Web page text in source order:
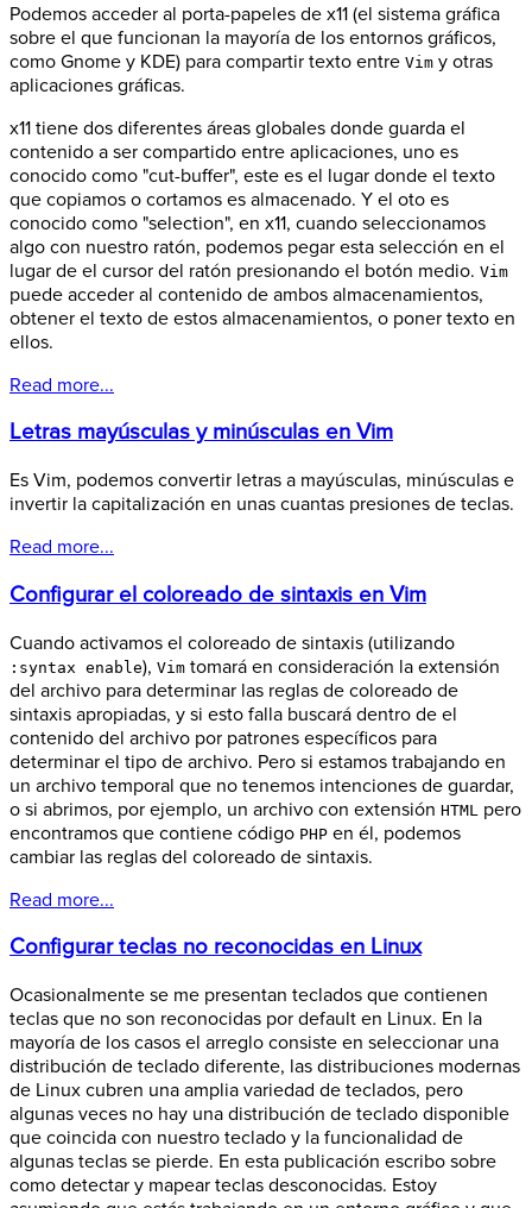
Podemos acceder al porta-papeles de x11 (el sistema gráfica
sobre el que funcionan la mayoría de los entornos gráficos,
como Gnome y KDE) para compartir texto entre Vim y otras
aplicaciones gráficas.
x11 tiene dos diferentes áreas globales donde guarda el
contenido a ser compartido entre aplicaciones, uno es
conocido como "cut-buffer", este es el lugar donde el texto
que copiamos o cortamos es almacenado. Y el oto es
conocido como "selection", en x11, cuando seleccionamos
algo con nuestro ratón, podemos pegar esta selección en el
lugar de el cursor del ratón presionando el botón medio. Vim
puede acceder al contenido de ambos almacenamientos,
obtener el texto de estos almacenamientos, o poner texto en
ellos.
Read more...
Letras mayúsculas y minúsculas en Vim
Es Vim, podemos convertir letras a mayúsculas, minúsculas e
invertir la capitalización en unas cuantas presiones de teclas.
Read more...
Configurar el coloreado de sintaxis en Vim
Cuando activamos el coloreado de sintaxis (utilizando
:syntax enable), Vim tomará en consideración la extensión
del archivo para determinar las reglas de coloreado de
sintaxis apropiadas, y si esto falla buscará dentro de el
contenido del archivo por patrones específicos para
determinar el tipo de archivo. Pero si estamos trabajando en
un archivo temporal que no tenemos intenciones de guardar,
o si abrimos, por ejemplo, un archivo con extensión HTML
pero
encontramos que contiene código PHP en él, podemos
cambiar las reglas del coloreado de sintaxis.
Read more...
Configurar teclas no reconocidas en Linux
Ocasionalmente se me presentan teclados que contienen
teclas que no son reconocidas por default en Linux. En la
mayoría de los casos el arreglo consiste en seleccionar una
distribución de teclado diferente, las distribuciones modernas
de Linux cubren una amplia variedad de teclados, pero
algunas veces no hay una distribución de teclado disponible
que coincida con nuestro teclado y la funcionalidad de
algunas teclas se pierde. En esta publicación escribo sobre
como detectar y mapear teclas desconocidas. Estoy